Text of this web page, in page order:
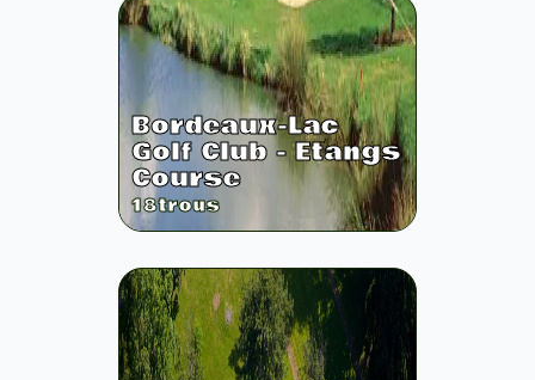
Bordeaux-Lac
Golf Club - Etangs
Course
18trous